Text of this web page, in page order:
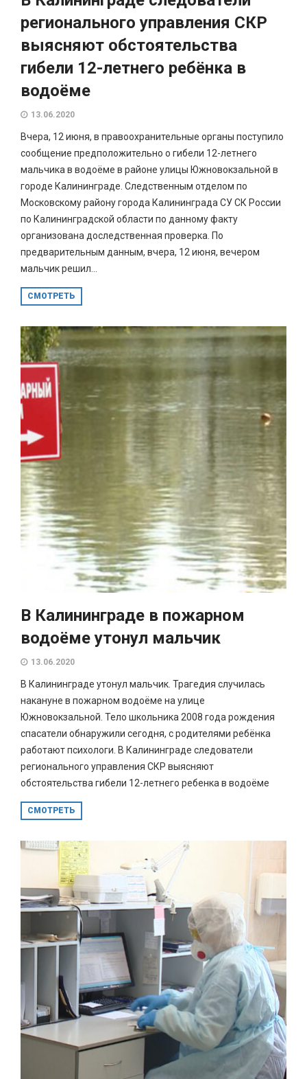
регионального управления СКР
выясняют обстоятельства
гибели 12-летнего ребёнка в
водоёме
13.06.2020
Вчера, 12 июня, в правоохранительные органы поступило
сообщение предположительно о гибели 12-летнего
мальчика в водоёме в районе улицы Южновокзальной в
городе Калининграде. Следственным отделом по
Московскому району города Калининграда СУ СК России
по Калининградской области по данному факту
организована доследственная проверка. По
предварительным данным, вчера, 12 июня, вечером
мальчик решил...
СМОТРЕТЬ
В Калининграде в пожарном
водоёме утонул мальчик
13.06.2020
В Калининграде утонул мальчик. Трагедия случилась
накануне в пожарном водоёме на улице
Южновокзальной. Тело школьника 2008 года рождения
спасатели обнаружили сегодня, с родителями ребёнка
работают психологи. В Калининграде следователи
регионального управления СКР выясняют
обстоятельства гибели 12-летнего ребенка в водоёме
СМОТРЕТЬ